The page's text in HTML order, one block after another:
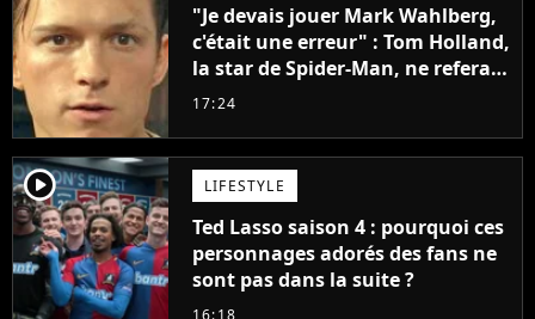
"Je devais jouer Mark Wahlberg,
c'était une erreur" : Tom Holland,
la star de Spider-Man, ne referait
pas ce blockbuster
17:24
player2 LIFESTYLE
Ted Lasso saison 4 : pourquoi ces
personnages adorés des fans ne
sont pas dans la suite ?
16:18